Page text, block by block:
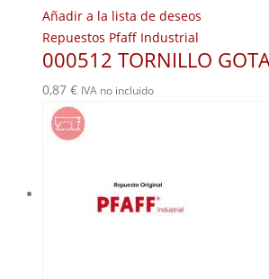
Añadir a la lista de deseos
Repuestos Pfaff Industrial
000512 TORNILLO
0,87 € IVA no incluido